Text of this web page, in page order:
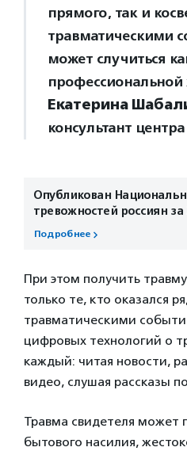
прямого, так и
травматическими
может случиться
Екатерина
консультант
Опубликован
тревожностей россиян за
Подробнее
При этом получить
только те, кто оказался
травматическими
цифровых технологий о
каждый: читая новости,
видео, слушая рассказы
Травма свидетеля может
бытового насилия,